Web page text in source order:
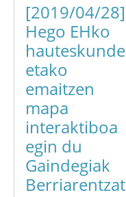
[2019/04/28]
Hego EHko
hauteskunde
etako
emaitzen
mapa
interaktiboa
egin du
Gaindegiak
Berriarentzat